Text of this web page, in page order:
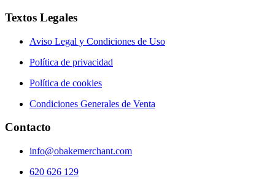
Textos Legales
Aviso Legal y Condiciones de Uso
Política de privacidad
Política de cookies
Condiciones Generales de Venta
Contacto
info@obakemerchant.com
620 626 129